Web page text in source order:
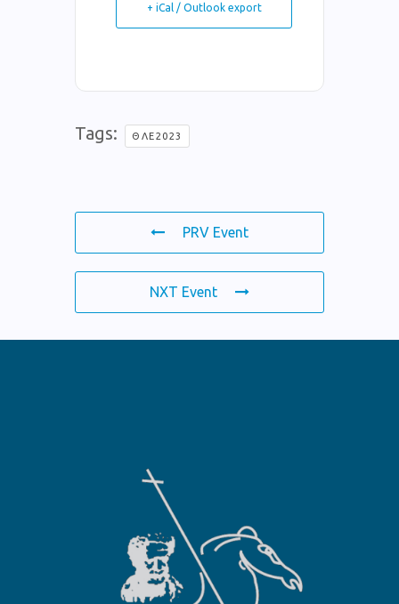
+ iCal / Outlook export
Tags: ΘΛΕ2023
PRV Event
NXT Event